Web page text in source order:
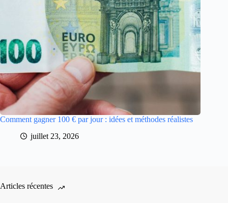
Comment gagner 100 € par jour : idées et méthodes réalistes
juillet 23, 2026
Articles récentes